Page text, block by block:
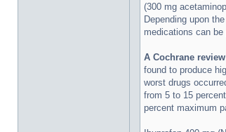
(300 mg
Depending upon
medications can
A Cochrane review
found to produce
worst drugs
from 5 to 15
percent maximum